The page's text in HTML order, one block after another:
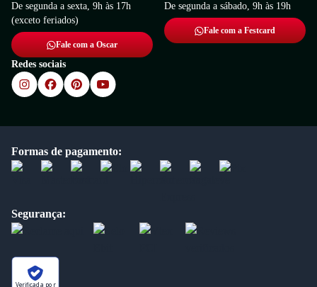
De segunda a sexta, 9h às 17h
(exceto feriados)
Fale com a Oscar
De segunda a sábado, 9h às 19h
Fale com a Festcard
Redes sociais
Formas de pagamento:
Segurança:
Verificada por